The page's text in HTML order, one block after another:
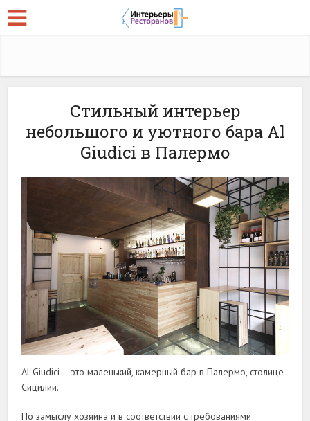
Стильный интерьер
небольшого и уютного бара Al
Giudici в Палермо
Al Giudici – это маленький, камерный бар в Палермо, столице
Сицилии.
По замыслу хозяина и в соответствии с требованиями